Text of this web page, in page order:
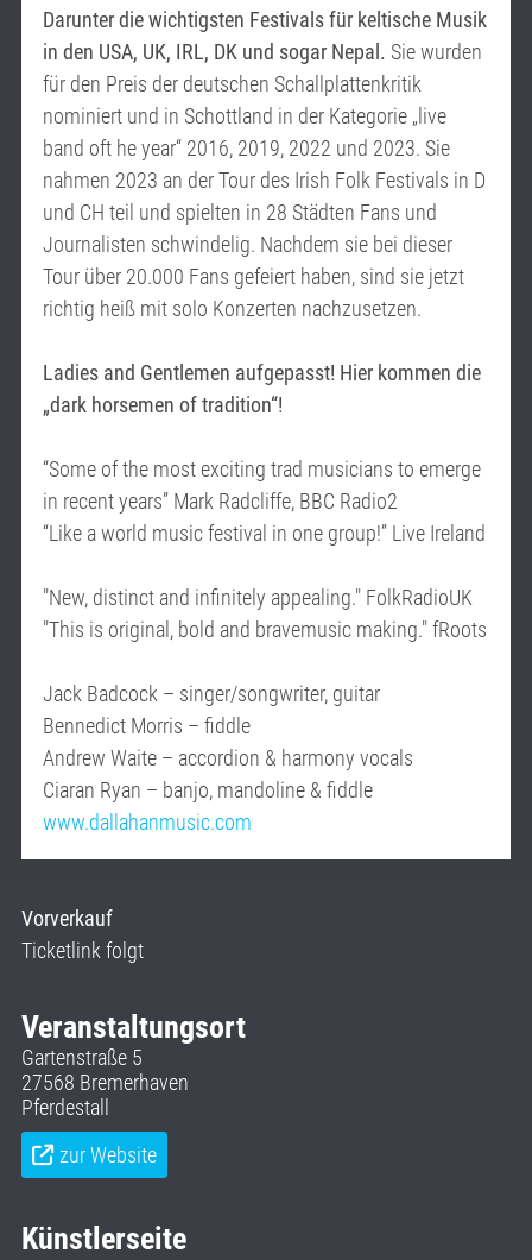
Darunter die wichtigsten Festivals für keltische Musik
in den USA, UK, IRL, DK und sogar Nepal. Sie wurden
für den Preis der deutschen Schallplattenkritik
nominiert und in Schottland in der Kategorie „live
band oft he year“ 2016, 2019, 2022 und 2023. Sie
nahmen 2023 an der Tour des Irish Folk Festivals in D
und CH teil und spielten in 28 Städten Fans und
Journalisten schwindelig. Nachdem sie bei dieser
Tour über 20.000 Fans gefeiert haben, sind sie jetzt
richtig heiß mit solo Konzerten nachzusetzen.
Ladies and Gentlemen aufgepasst! Hier kommen die
„dark horsemen of tradition“!
“Some of the most exciting trad musicians to emerge
in recent years” Mark Radcliffe, BBC Radio2
“Like a world music festival in one group!” Live Ireland
"New, distinct and infinitely appealing." FolkRadioUK
"This is original, bold and bravemusic making." fRoots
Jack Badcock – singer/songwriter, guitar
Bennedict Morris – fiddle
Andrew Waite – accordion & harmony vocals
Ciaran Ryan – banjo, mandoline & fiddle
www.dallahanmusic.com
Vorverkauf
Ticketlink folgt
Veranstaltungsort
Gartenstraße 5
27568 Bremerhaven
Pferdestall
zur Website
Künstlerseite